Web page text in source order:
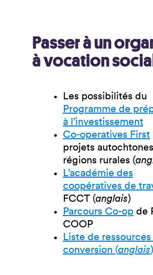
Passer à un
à vocation
Les possibilités du
Programme de
à l’investissement
Co-operatives First
projets
régions rurales (
L’académie des
coopératives de
FCCT (anglais)
Parcours Co-op de
COOP
Liste de ressources
conversion (anglais)